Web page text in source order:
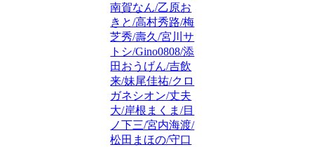
南賀なん/乙原お
きと/高村秀路/梅
芝秀/壽久/宮川サ
トシ/Gino0808/添
田おうげん/吉飲
来/妹尾佳祐/クロ
ガネシオン/丈夫
大/岸根まくま/目
ノ下三/宮内海渡/
松田まほの/守口